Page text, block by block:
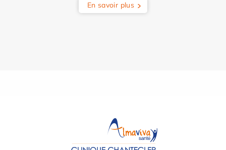
En savoir plus